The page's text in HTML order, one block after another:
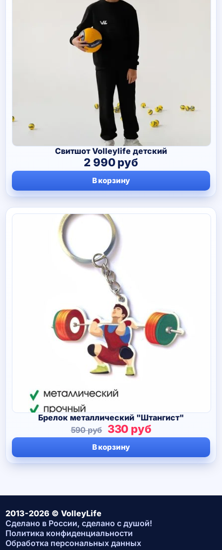
Свитшот Volleylife детский
2 990руб
В корзину
Брелок металлический "Штангист"
590руб Первоначальная
цена
составляла
590 руб.
330 рубТекущая
цена:
330 руб.
В корзину
2013-2026 © VolleyLife
Сделано в России, сделано с душой!
Политика конфиденциальности
Обработка персональных данных